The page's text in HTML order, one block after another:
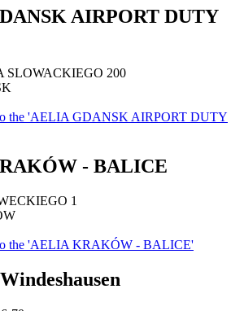
AIRPORT DUTY
SLOWACKIEGO 200
the 'AELIA GDANSK AIRPORT DUTY
- BALICE
1
the 'AELIA KRAKÓW - BALICE'